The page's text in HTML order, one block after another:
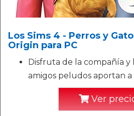
Los Sims 4 - Perros y
Origin para PC
Disfruta de la compañía y
amigos peludos aportan a
Ver